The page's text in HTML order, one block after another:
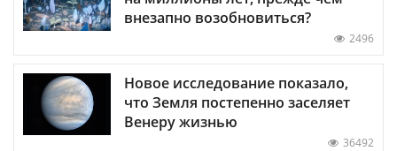
внезапно возобновиться?
2496
Новое исследование показало,
что Земля постепенно заселяет
Венеру жизнью
36492